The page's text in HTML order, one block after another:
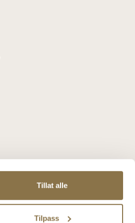
Tillat alle
Tilpass